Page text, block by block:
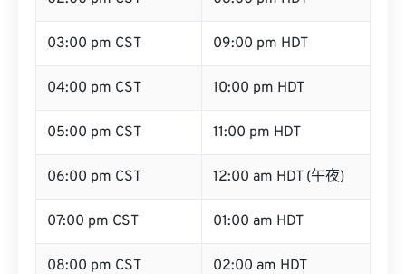
03:00 pm CST 09:00 pm HDT
04:00 pm CST 10:00 pm HDT
05:00 pm CST 11:00 pm HDT
06:00 pm CST 12:00 am HDT (午夜)
07:00 pm CST 01:00 am HDT
08:00 pm CST 02:00 am HDT